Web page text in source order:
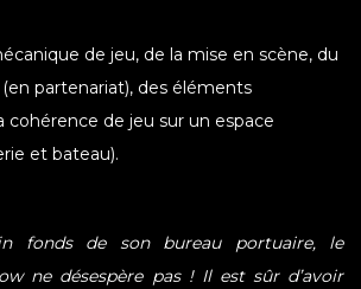
de jeu, de la mise en scène, du
partenariat), des éléments
cohérence de jeu sur un espace
et bateau).
fonds de son bureau portuaire, le
ne désespère pas ! Il est sûr d’avoir